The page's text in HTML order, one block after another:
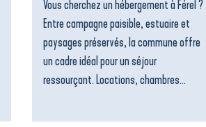
Vous cherchez un hébergement à Férel ?
Entre campagne paisible, estuaire et
paysages préservés, la commune offre
un cadre idéal pour un séjour
ressourçant. Locations, chambres...